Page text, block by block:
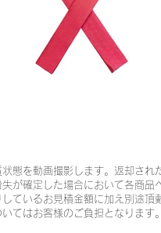
態を動画撮影します。返却され
が確定した場合において各商品
ているお見積金額に加え別途頂
てはお客様のご負担となります